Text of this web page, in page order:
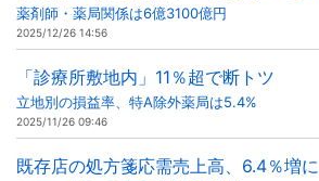
薬剤師・薬局関係は6億3100億円
2025/12/26 14:56
「診療所敷地内」11％超で断トツ
立地別の損益率、特A除外薬局は5.4%
2025/11/26 09:46
既存店の処方箋応需売上高、6.4％増に